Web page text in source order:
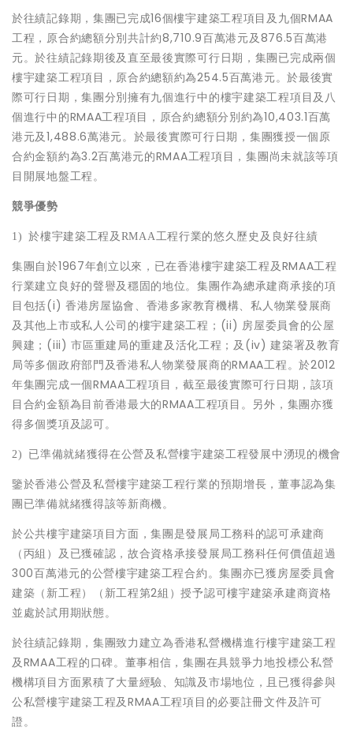
於往績記錄期，集團已完成16個樓宇建築工程項目及九個RMAA
工程，原合約總額分別共計約8,710.9百萬港元及876.5百萬港
元。於往績記錄期後及直至最後實際可行日期，集團已完成兩個
樓宇建築工程項目，原合約總額約為254.5百萬港元。於最後實
際可行日期，集團分別擁有九個進行中的樓宇建築工程項目及八
個進行中的RMAA工程項目，原合約總額分別約為10,403.1百萬
港元及1,488.6萬港元。於最後實際可行日期，集團獲授一個原
合約金額約為3.2百萬港元的RMAA工程項目，集團尚未就該等項
目開展地盤工程。
競爭優勢
1)於樓宇建築工程及 RMAA 工程行業的悠久歷史及良好往績
集團自於1967年創立以來，已在香港樓宇建築工程及RMAA工程
行業建立良好的聲譽及穩固的地位。集團作為總承建商承接的項
目包括(i) 香港房屋協會、香港多家教育機構、私人物業發展商
及其他上市或私人公司的樓宇建築工程；(ii) 房屋委員會的公屋
興建；(iii) 市區重建局的重建及活化工程；及(iv) 建築署及教育
局等多個政府部門及香港私人物業發展商的RMAA工程。於2012
年集團完成一個RMAA工程項目，截至最後實際可行日期，該項
目合約金額為目前香港最大的RMAA工程項目。另外，集團亦獲
得多個獎項及認可。
2) 已準備就緒獲得在公營及私營樓宇建築工程發展中湧現的機會
鑒於香港公營及私營樓宇建築工程行業的預期增長，董事認為集
團已準備就緒獲得該等新商機。
於公共樓宇建築項目方面，集團是發展局工務科的認可承建商
（丙組）及已獲確認，故合資格承接發展局工務科任何價值超過
300百萬港元的公營樓宇建築工程合約。集團亦已獲房屋委員會
建築（新工程）（新工程第2組）授予認可樓宇建築承建商資格
並處於試用期狀態。
於往績記錄期，集團致力建立為香港私營機構進行樓宇建築工程
及RMAA工程的口碑。董事相信，集團在具競爭力地投標公私營
機構項目方面累積了大量經驗、知識及市場地位，且已獲得參與
公私營樓宇建築工程及RMAA工程項目的必要註冊文件及許可
證。